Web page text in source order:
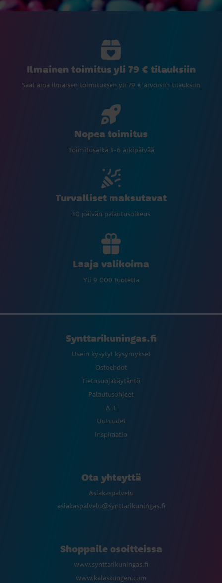
Ilmainen toimitus yli 79 € tilauksiin
Saat aina ilmaisen toimituksen yli 79 € arvoisiin tilauksiin
Nopea toimitus
Toimitusaika 3-6 arkipäivää
Turvalliset maksutavat
30 päivän palautusoikeus
Laaja valikoima
Yli 9 000 tuotetta
Synttarikuningas.fi
Usein kysytyt kysymykset
Ostoehdot
Tietosuojakäytäntö
Palautusohjeet
ALE
Uutuudet
Inspiraatio
Ota yhteyttä
Asiakaspalvelu
asiakaspalvelu@synttarikuningas.fi
Shoppaile osoitteissa
www.synttarikuningas.fi
www.kalaskungen.com